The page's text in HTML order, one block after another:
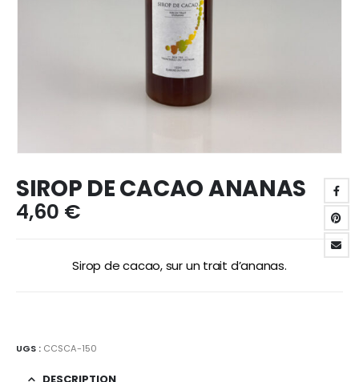
SIROP DE CACAO ANANAS
4,60 €
Sirop de cacao, sur un trait d’ananas.
UGS : CCSCA-150